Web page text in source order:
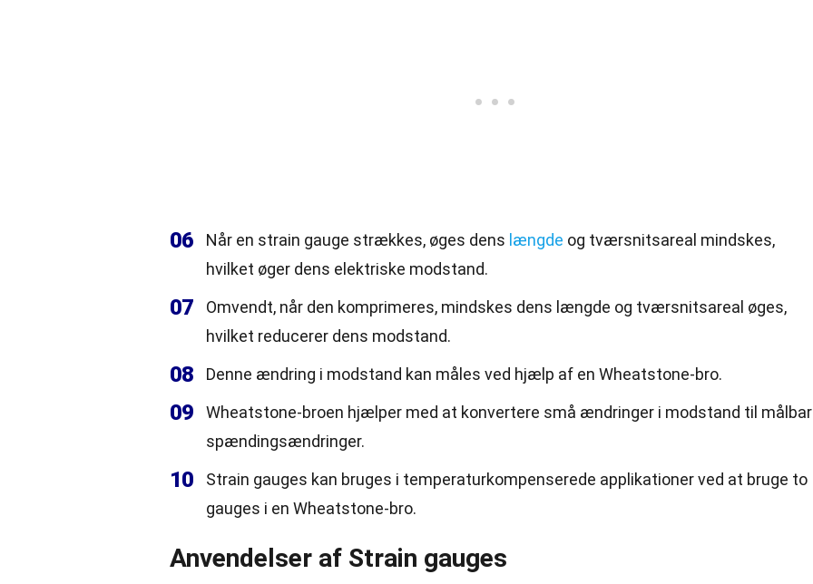
06 Når en strain gauge strækkes, øges dens længde og tværsnitsareal mindskes,
hvilket øger dens elektriske modstand.
07
Omvendt, når den komprimeres, mindskes dens længde og tværsnitsareal øges,
hvilket reducerer dens modstand.
08 Denne ændring i modstand kan måles ved hjælp af en Wheatstone-bro.
09
Wheatstone-broen hjælper med at konvertere små ændringer i modstand til
spændingsændringer.
10
Strain gauges kan bruges i temperaturkompenserede applikationer ved at bruge to
gauges i en Wheatstone-bro.
Anvendelser af Strain gauges